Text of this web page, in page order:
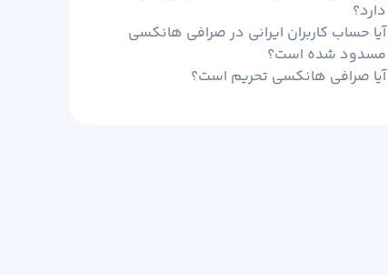
دارد؟
آیا حساب کاربران ایرانی در صرافی هانکسی
مسدود شده است؟
آیا صرافی هانکسی تحریم است؟